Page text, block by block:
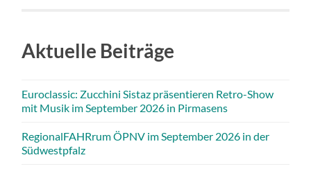
Aktuelle Beiträge
Euroclassic: Zucchini Sistaz präsentieren Retro-Show
mit Musik im September 2026 in Pirmasens
RegionalFAHRrum ÖPNV im September 2026 in der
Südwestpfalz